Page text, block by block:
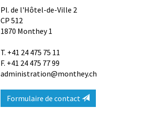
Pl. de l'Hôtel-de-Ville 2
CP 512
1870 Monthey 1
T. +41 24 475 75 11
F. +41 24 475 77 99
administration@monthey.ch
Formulaire de contact